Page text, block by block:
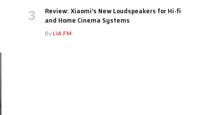
Review: Xiaomi’s New Loudspeakers for Hi-fi
and Home Cinema Systems
ByLIA FM